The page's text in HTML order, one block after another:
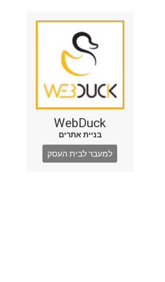
WebDuck
בניית אתרים
למעבר לבית העסק